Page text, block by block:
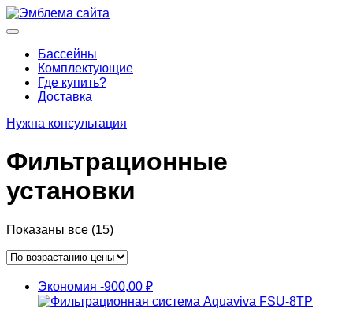
Перейти
к
Основное
Бассейны
Комплектующие
Где купить?
Доставка
Нужна консультация
Фильтрационные
установки
Показаны все (15)Цены:
возрастанию
Экономия -900,00 ₽